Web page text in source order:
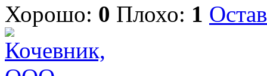
Хорошо: 0 Плохо: 1